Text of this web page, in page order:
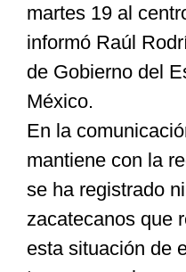
martes 19 al
informó Raúl
de Gobierno del
México.
En la
mantiene con la
se ha registrado
zacatecanos que
esta situación de